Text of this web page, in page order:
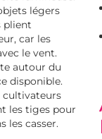
légers
plient
car les
le vent.
autour du
disponible.
cultivateurs
les tiges pour
les casser.